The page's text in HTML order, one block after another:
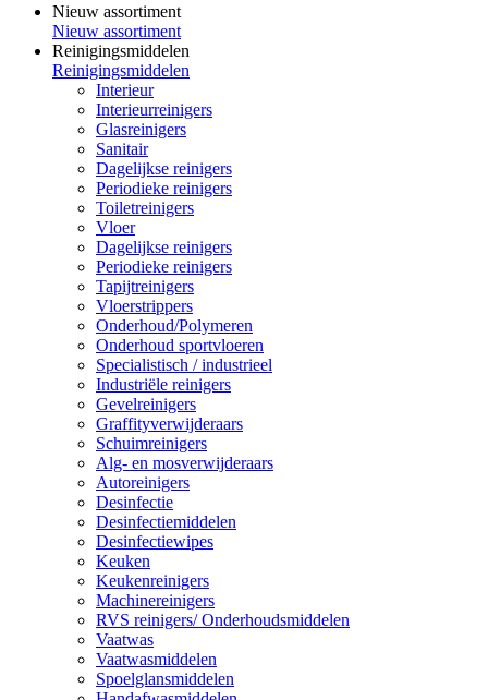
Nieuw assortiment
Nieuw assortiment
Reinigingsmiddelen
Reinigingsmiddelen
Interieur
Interieurreinigers
Glasreinigers
Sanitair
Dagelijkse reinigers
Periodieke reinigers
Toiletreinigers
Vloer
Dagelijkse reinigers
Periodieke reinigers
Tapijtreinigers
Vloerstrippers
Onderhoud/Polymeren
Onderhoud sportvloeren
Specialistisch / industrieel
Industriële reinigers
Gevelreinigers
Graffityverwijderaars
Schuimreinigers
Alg- en mosverwijderaars
Autoreinigers
Desinfectie
Desinfectiemiddelen
Desinfectiewipes
Keuken
Keukenreinigers
Machinereinigers
RVS reinigers/ Onderhoudsmiddelen
Vaatwas
Vaatwasmiddelen
Spoelglansmiddelen